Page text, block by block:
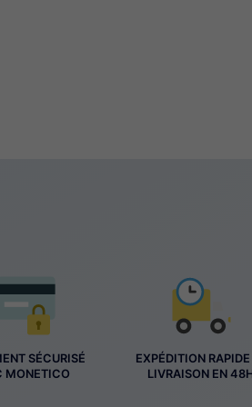
SÉCURISÉ
MONETICO
EXPÉDITION RAPIDE
LIVRAISON EN